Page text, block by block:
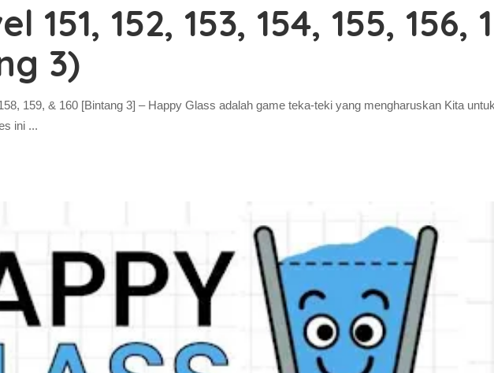
151, 152, 153, 154, 155, 156,
3)
159, & 160 [Bintang 3] – Happy Glass adalah game teka-teki yang mengharuskan Kita
ini ...